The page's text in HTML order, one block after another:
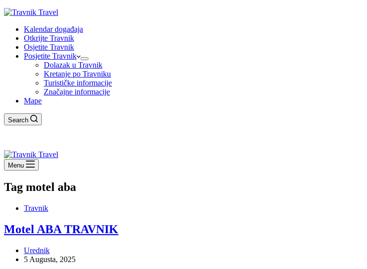
Kalendar događaja
Otkrijte Travnik
Osjetite Travnik
Posjetite Travnik
Dolazak u Travnik
Kretanje po Travniku
Turističke informacije
Značajne informacije
Mape
Search
Menu
Tag motel aba
Travnik
Motel ABA TRAVNIK
Urednik
5 Augusta, 2025